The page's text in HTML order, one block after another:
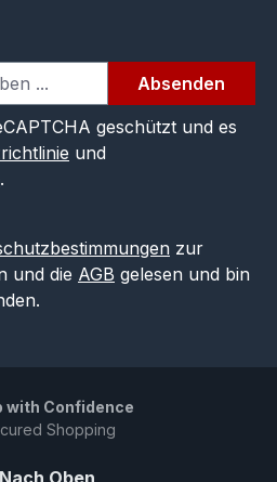
Absenden
geschützt und es
und
.
zur
und die AGB gelesen und bin
with Confidence
Shopping